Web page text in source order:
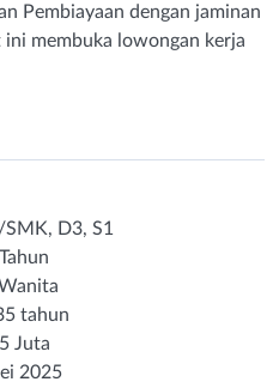
Pembiayaan dengan jaminan
membuka lowongan kerja
D3, S1
tahun
Juta
2025